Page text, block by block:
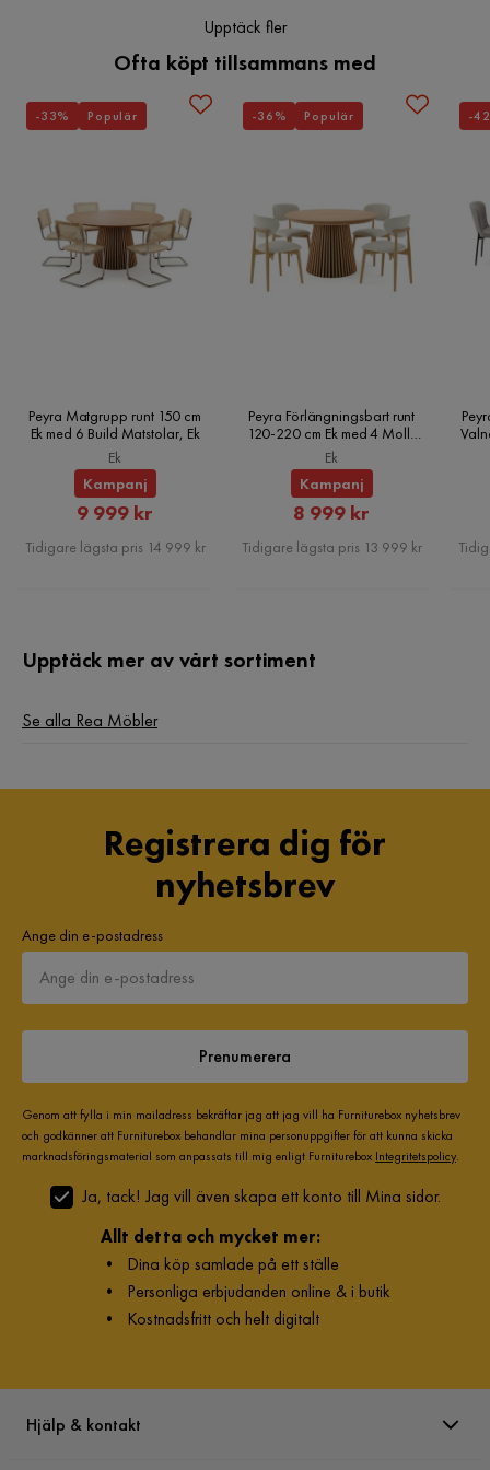
Upptäck fler
Ofta köpt tillsammans med
Peyra Matgrupp runt 150 cm
Ek med 6 Build Matstolar, Ek
Ek
Kampanj
Rabatterat
Pris
9 999 kr
Tidigare lägsta pris 14 999 kr
-33% Populär
Peyra Förlängningsbart runt
120-220 cm Ek med 4 Molly
Matstolar, Ek
Ek
Kampanj
Rabatterat
Pris
8 999 kr
Tidigare lägsta pris 13 999 kr
-36% Populär -
Upptäck mer av vårt sortiment
Se alla Rea Möbler
Registrera dig för
nyhetsbrev
Ange din e-postadress
Prenumerera
Genom att fylla i min mailadress bekräftar jag att jag vill ha Furniturebox nyhetsbrev
och godkänner att Furniturebox behandlar mina personuppgifter för att kunna skicka
marknadsföringsmaterial som anpassats till mig enligt Furniturebox Integritetspolicy.
Ja, tack! Jag vill även skapa ett konto till Mina sidor.
Allt detta och mycket mer:
• Dina köp samlade på ett ställe
• Personliga erbjudanden online & i butik
• Kostnadsfritt och helt digitalt
Hjälp & kontakt